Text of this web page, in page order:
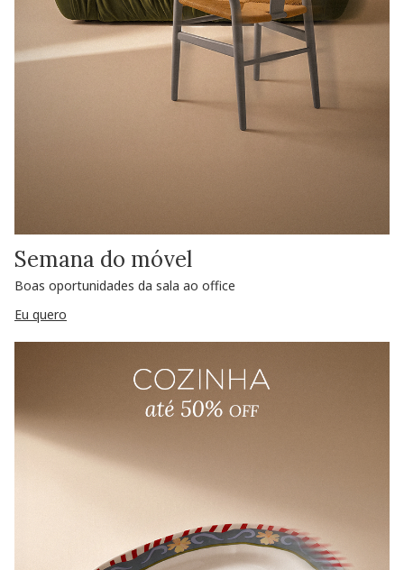
Semana do móvel
Boas oportunidades da sala ao office
Eu quero